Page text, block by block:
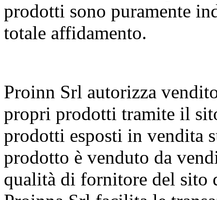
prodotti sono puramente
totale affidamento.
Proinn Srl autorizza
propri prodotti tramite il
prodotti esposti in vendita
prodotto è venduto da
qualità di fornitore del sito